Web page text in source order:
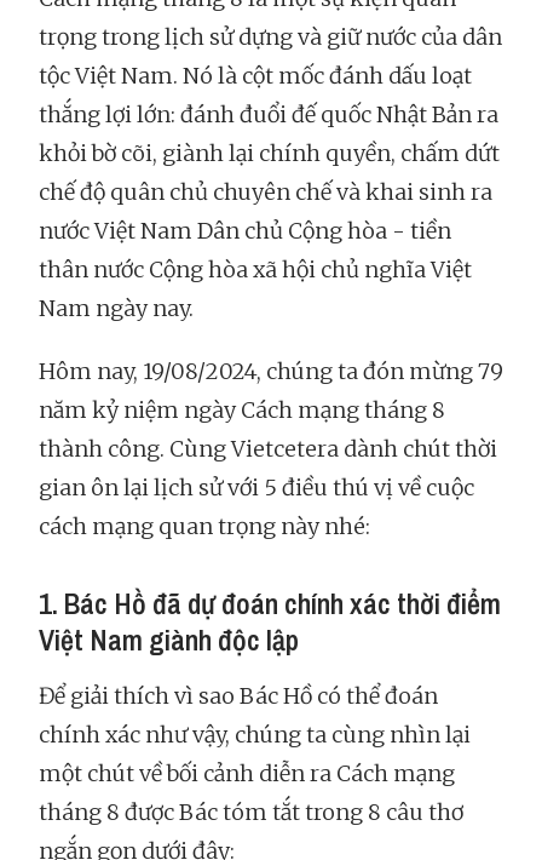
trọng trong lịch sử dựng và giữ nước của dân
tộc Việt Nam. Nó là cột mốc đánh dấu loạt
thắng lợi lớn: đánh đuổi đế quốc Nhật Bản ra
khỏi bờ cõi, giành lại chính quyền, chấm dứt
chế độ quân chủ chuyên chế và khai sinh ra
nước Việt Nam Dân chủ Cộng hòa - tiền
thân nước Cộng hòa xã hội chủ nghĩa Việt
Nam ngày nay.
Hôm nay, 19/08/2024, chúng ta đón mừng 79
năm kỷ niệm ngày Cách mạng tháng 8
thành công. Cùng Vietcetera dành chút thời
gian ôn lại lịch sử với 5 điều thú vị về cuộc
cách mạng quan trọng này nhé:
1. Bác Hồ đã dự đoán chính xác thời điểm
Việt Nam giành độc lập
Để giải thích vì sao Bác Hồ có thể đoán
chính xác như vậy, chúng ta cùng nhìn lại
một chút về bối cảnh diễn ra Cách mạng
tháng 8 được Bác tóm tắt trong 8 câu thơ
ngắn gọn dưới đây: